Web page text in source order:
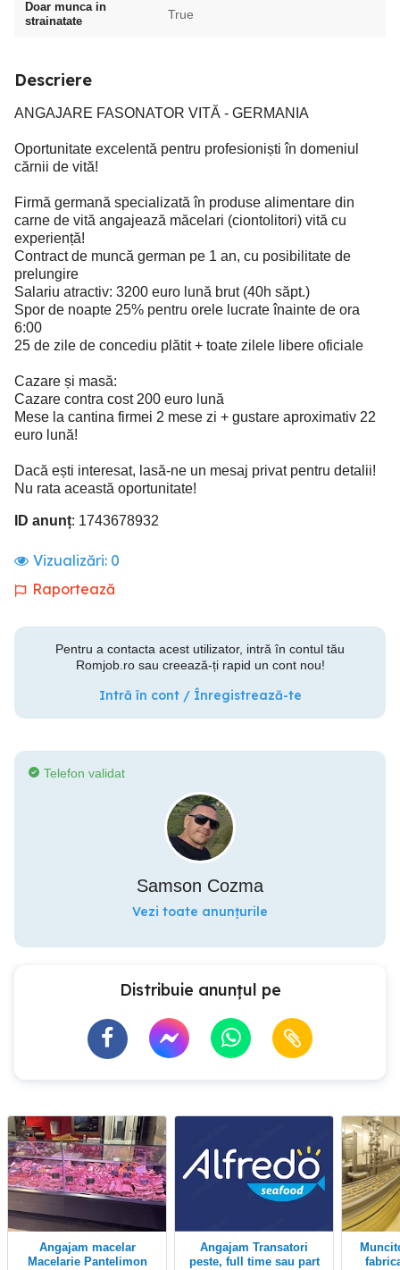
Doar munca in
strainatate
True
Descriere
ANGAJARE FASONATOR VITĂ - GERMANIA
Oportunitate excelentă pentru profesioniști în domeniul
cărnii de vită!
Firmă germană specializată în produse alimentare din
carne de vită angajează măcelari (ciontolitori) vită cu
experiență!
Contract de muncă german pe 1 an, cu posibilitate de
prelungire
Salariu atractiv: 3200 euro lună brut (40h săpt.)
Spor de noapte 25% pentru orele lucrate înainte de ora
6:00
25 de zile de concediu plătit + toate zilele libere oficiale
Cazare și masă:
Cazare contra cost 200 euro lună
Mese la cantina firmei 2 mese zi + gustare aproximativ 22
euro lună!
Dacă ești interesat, lasă-ne un mesaj privat pentru detalii!
Nu rata această oportunitate!
ID anunț: 1743678932
Vizualizări: 0
Raportează
Pentru a contacta acest utilizator, intră în contul tău
Romjob.ro sau creează-ți rapid un cont nou!
Intră în cont / Înregistrează-te
Telefon validat
Samson Cozma
Vezi toate anunțurile
Distribuie anunțul pe
Angajam macelar
Macelarie Pantelimon
Angajam Transatori
peste, full time sau part
Muncitor necalificat în